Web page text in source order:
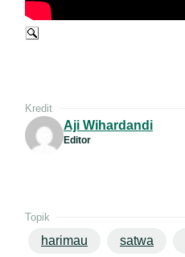
Kredit
Aji Wihardandi
Editor
Topik
harimau satwa